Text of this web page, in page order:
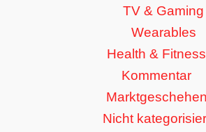
TV & Gaming
Wearables
Health & Fitness
Kommentar
Marktgeschehen
Nicht